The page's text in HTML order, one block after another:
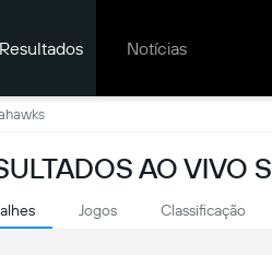
Resultados Notícias
AO VIVO
Jogos Classificação